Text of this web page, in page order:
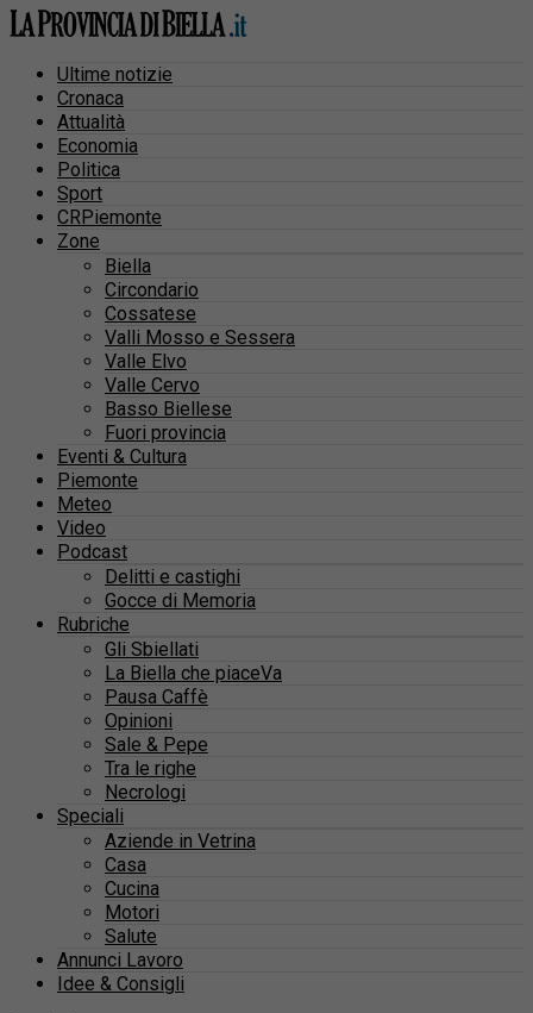
Ultime notizie
Cronaca
Attualità
Economia
Politica
Sport
CRPiemonte
Zone
Biella
Circondario
Cossatese
Valli Mosso e Sessera
Valle Elvo
Valle Cervo
Basso Biellese
Fuori provincia
Eventi & Cultura
Piemonte
Meteo
Video
Podcast
Delitti e castighi
Gocce di Memoria
Rubriche
Gli Sbiellati
La Biella che piaceVa
Pausa Caffè
Opinioni
Sale & Pepe
Tra le righe
Necrologi
Speciali
Aziende in Vetrina
Casa
Cucina
Motori
Salute
Annunci Lavoro
Idee & Consigli